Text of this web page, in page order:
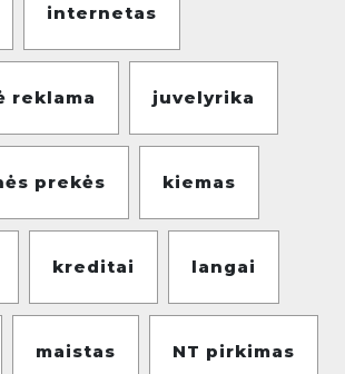
internetas
reklama juvelyrika
prekės kiemas
kreditai langai
maistas NT pirkimas